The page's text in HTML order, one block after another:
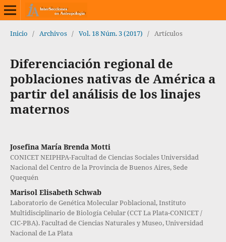
Inicio / Archivos / Vol. 18 Núm. 3 (2017) / Artículos
Diferenciación regional de
poblaciones nativas de América a
partir del análisis de los linajes
maternos
Josefina María Brenda Motti
CONICET NEIPHPA-Facultad de Ciencias Sociales Universidad
Nacional del Centro de la Provincia de Buenos Aires, Sede
Quequén
Marisol Elisabeth Schwab
Laboratorio de Genética Molecular Poblacional, Instituto
Multidisciplinario de Biología Celular (CCT La Plata-CONICET /
CIC-PBA). Facultad de Ciencias Naturales y Museo, Universidad
Nacional de La Plata